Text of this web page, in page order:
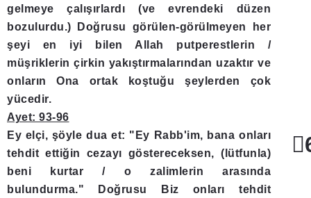
gelmeye çalışırlardı (ve evrendeki düzen
bozulurdu.) Doğrusu görülen-görülmeyen her
şeyi en iyi bilen Allah putperestlerin /
müşriklerin çirkin yakıştırmalarından uzaktır ve
onların Ona ortak koştuğu şeylerden çok
yücedir.
Ayet: 93-96
Ey elçi, şöyle dua et: "Ey Rabb'im, bana onları
tehdit ettiğin cezayı göstereceksen, (lütfunla)
beni kurtar / o zalimlerin arasında
bulundurma." Doğrusu Biz onları tehdit